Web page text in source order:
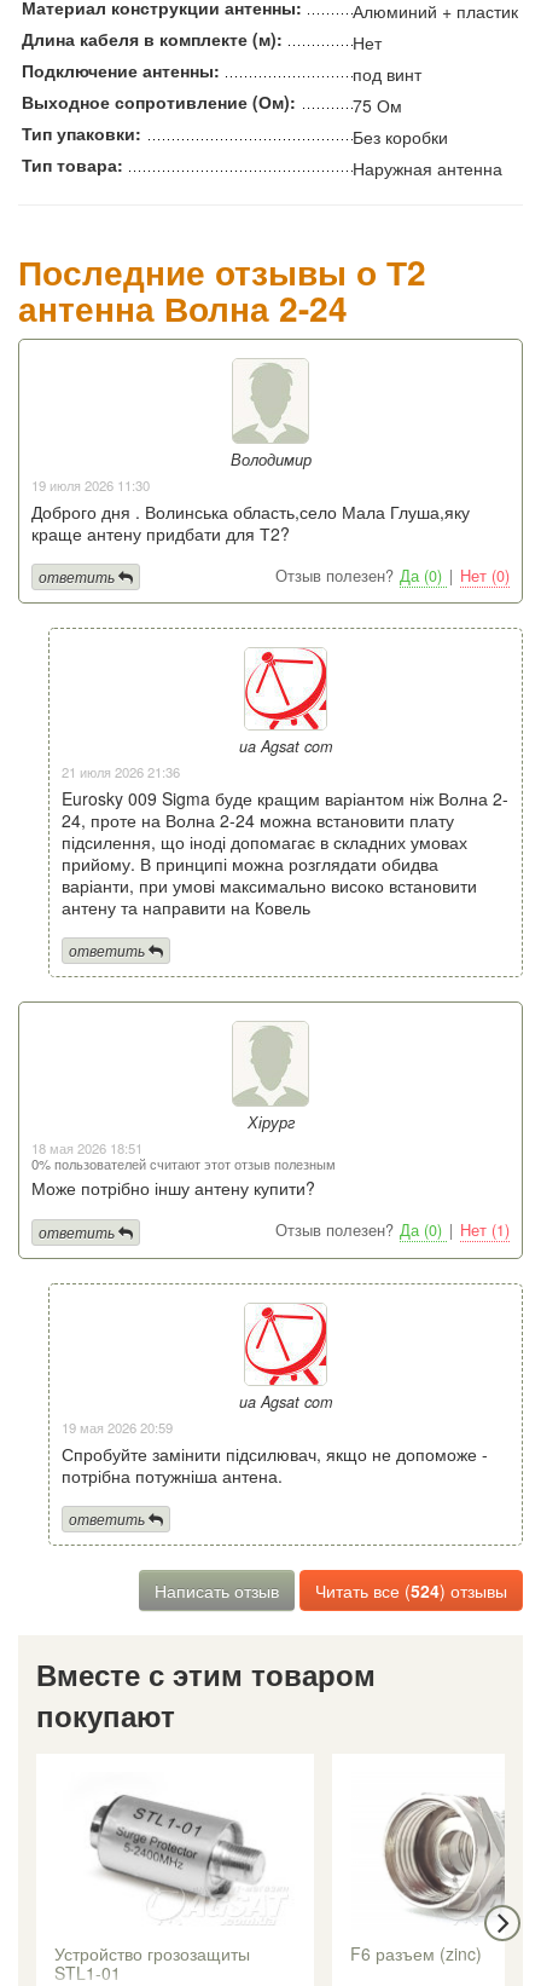
Материал конструкции антенны:
Алюминий + пластик
Длина кабеля в комплекте (м):
Нет
Подключение антенны:
под винт
Выходное сопротивление (Ом):
75 Ом
Тип упаковки:
Без коробки
Тип товара:
Наружная антенна
Последние отзывы о Т2
антенна Волна 2-24
Володимир
19 июля 2026 11:30
Доброго дня . Волинська область,село Мала Глуша,яку
краще антену придбати для Т2?
Отзыв полезен? Да (0) | Нет (0)
ответить
ua Agsat com
21 июля 2026 21:36
Eurosky 009 Sigma буде кращим варіантом ніж Волна 2-
24, проте на Волна 2-24 можна встановити плату
підсилення, що іноді допомагає в складних умовах
прийому. В принципі можна розглядати обидва
варіанти, при умові максимально високо встановити
антену та направити на Ковель
ответить
Хірург
18 мая 2026 18:51
0% пользователей считают этот отзыв полезным
Може потрібно іншу антену купити?
Отзыв полезен? Да (0) | Нет (1)
ответить
ua Agsat com
19 мая 2026 20:59
Спробуйте замінити підсилювач, якщо не допоможе -
потрібна потужніша антена.
ответить
Написать отзыв Читать все (524) отзывы
Вместе с этим товаром
покупают
Устройство грозозащиты
STL1-01
F6 разъем (zinc)